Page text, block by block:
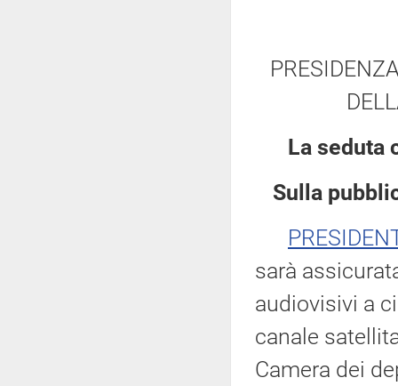
La seduta
Sulla
sarà
audiovisivi a
canale
Camera dei